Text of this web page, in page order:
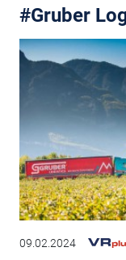
#Gruber
09.02.2024